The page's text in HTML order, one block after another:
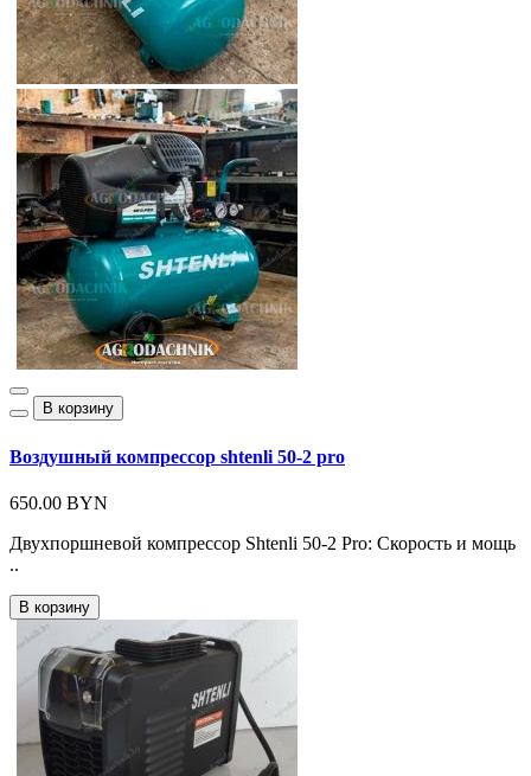
В корзину
Воздушный компрессор shtenli 50-2 pro
650.00 BYN
Двухпоршневой компрессор Shtenli 50-2 Pro: Скорость и мощь
..
В корзину